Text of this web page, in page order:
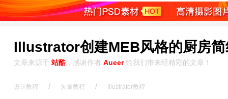
Illustrator创建MEB风格的厨房简
文章来源于 站酷，感谢作者 Aueer给我们带来经精彩的文章！
设计教程 / 矢量教程 / Illustrator教程